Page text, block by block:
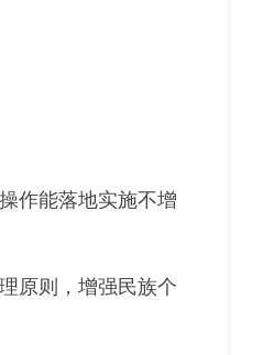
作能落地实施不增
原则，增强民族个